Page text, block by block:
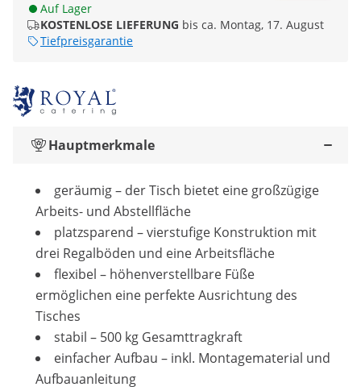
Auf Lager
KOSTENLOSE LIEFERUNG bis ca. Montag, 17. August
Tiefpreisgarantie
Hauptmerkmale
geräumig – der Tisch bietet eine großzügige
Arbeits- und Abstellfläche
platzsparend – vierstufige Konstruktion mit
drei Regalböden und eine Arbeitsfläche
flexibel – höhenverstellbare Füße
ermöglichen eine perfekte Ausrichtung des
Tisches
stabil – 500 kg Gesamttragkraft
einfacher Aufbau – inkl. Montagematerial und
Aufbauanleitung